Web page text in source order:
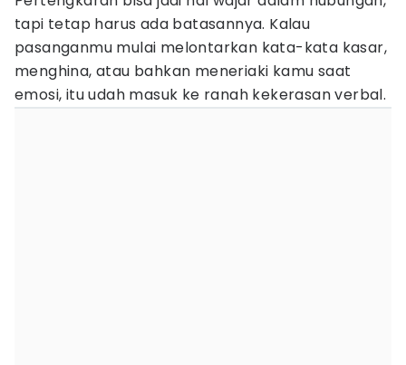
tapi tetap harus ada batasannya. Kalau
pasanganmu mulai melontarkan kata-kata kasar,
menghina, atau bahkan meneriaki kamu saat
emosi, itu udah masuk ke ranah kekerasan verbal.